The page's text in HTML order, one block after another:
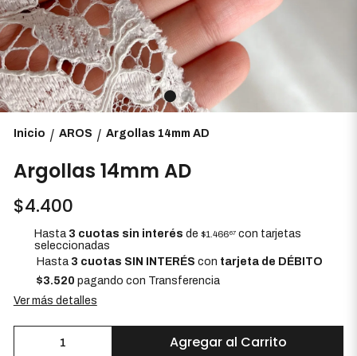
Inicio / AROS / Argollas 14mm AD
Argollas 14mm AD
$4.400
Hasta 3 cuotas sin interés de$1.46667 con tarjetas
seleccionadas
Hasta 3 cuotas SIN INTERÉS con tarjeta de DÉBITO
$3.520 pagando con Transferencia
Ver más detalles
Agregar al Carrito